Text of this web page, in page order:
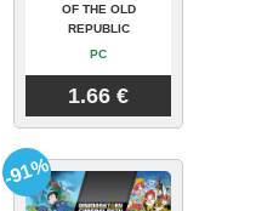
OF THE OLD
REPUBLIC
PC
1.66 €
-91%